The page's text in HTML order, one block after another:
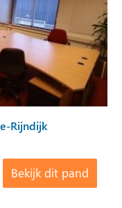
Rijndijk
Bekijk dit pand